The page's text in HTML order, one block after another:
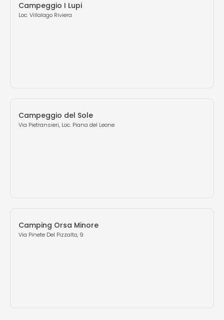
Campeggio I Lupi
Loc. Villalago Riviera
Campeggio del Sole
Via Pietransieri, Loc. Piana del Leone
Camping Orsa Minore
Via Pinete Del Pizzalto, 9